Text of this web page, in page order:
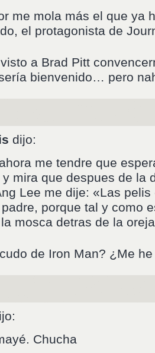
me mola más el que ya
el protagonista de
a Brad Pitt
bienvenido… pero
dijo:
me tendre que
mira que despues de la
Lee me dije: «Las
porque tal y como
mosca detras de la
de Iron Man? ¿Me
Chucha